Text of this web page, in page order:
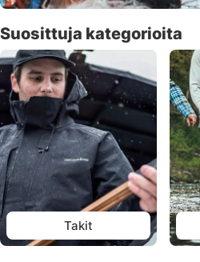
Suosittuja kategorioita
Takit